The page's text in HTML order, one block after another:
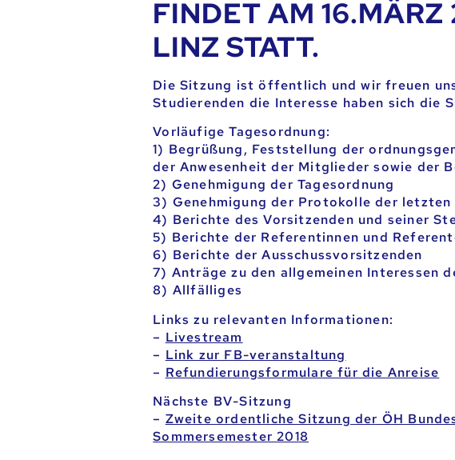
FINDET AM 16.MÄRZ
LINZ STATT.
Die Sitzung ist öffentlich und wir freuen
Studierenden die Interesse haben sich die
Vorläufige Tagesordnung:
1) Begrüßung, Feststellung der
der Anwesenheit der Mitglieder sowie der
2) Genehmigung der Tagesordnung
3) Genehmigung der Protokolle der letzten
4) Berichte des Vorsitzenden und seiner
5) Berichte der Referentinnen und
6) Berichte der Ausschussvorsitzenden
7) Anträge zu den allgemeinen Interessen
8) Allfälliges
Links zu relevanten Informationen:
– Livestream
– Link zur FB-veranstaltung
– Refundierungsformulare für die Anreise
Nächste BV-Sitzung
– Zweite ordentliche Sitzung der ÖH
Sommersemester 2018